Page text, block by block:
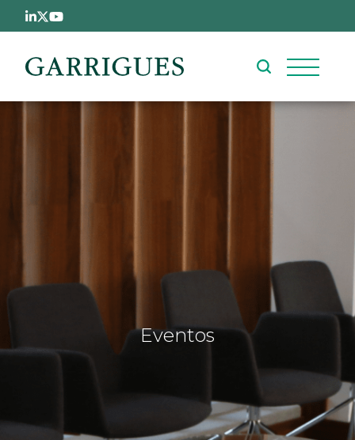
Pasar al contenido principal
Eventos